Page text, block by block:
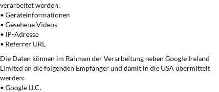
verarbeitet werden:
• Geräteinformationen
• Gesehene Videos
• IP-Adresse
• Referrer URL
Die Daten können im Rahmen der Verarbeitung neben Google Ireland
Limited an die folgenden Empfänger und damit in die USA übermittelt
werden:
• Google LLC.